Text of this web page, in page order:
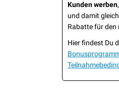
Kunden werben,
und damit
Rabatte für den
Hier findest Du